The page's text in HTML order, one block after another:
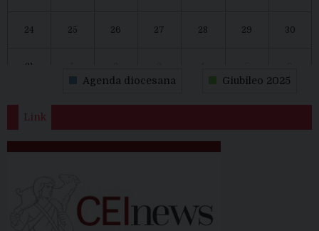
24 25 26 27 28 29 30
31
Agenda diocesana Giubileo 2025
Link